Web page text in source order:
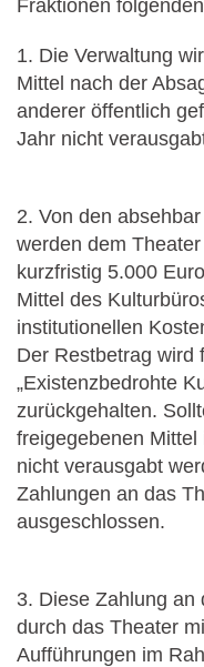
Fraktionen
1. Die Verwaltung
Mittel nach der
anderer öffentlich
Jahr nicht
2. Von den
werden dem
kurzfristig 5.000
Mittel des
institutionellen
Der Restbetrag wird
„Existenzbedrohte
zurückgehalten.
freigegebenen
nicht verausgabt
Zahlungen an das
ausgeschlossen.
3. Diese Zahlung an
durch das Theater
Aufführungen im